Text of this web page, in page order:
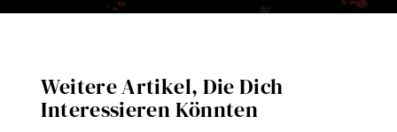
Weitere Artikel, Die Dich
Interessieren Könnten